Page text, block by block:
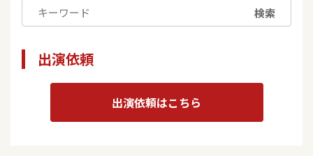
検索
出演依頼
出演依頼はこちら